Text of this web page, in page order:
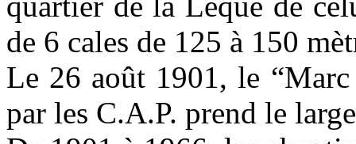
de 6 cales de 125 à 150
Le 26 août 1901, le
par les C.A.P. prend le